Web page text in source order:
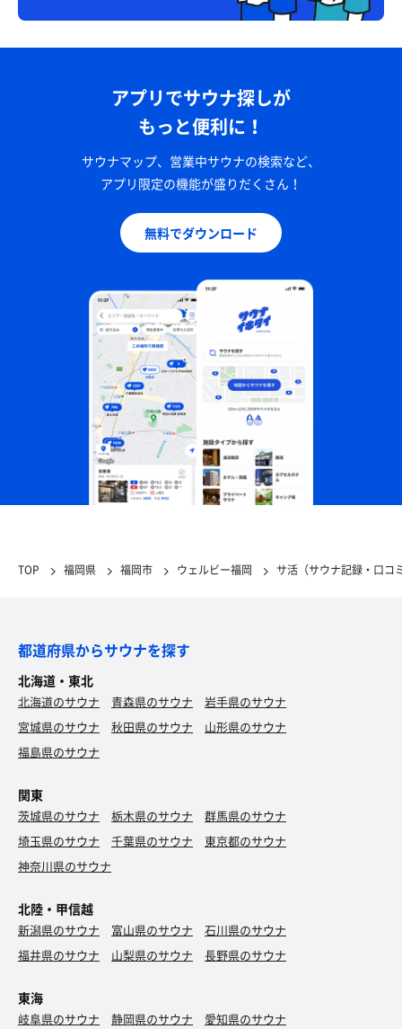
アプリでサウナ探しが
もっと便利に！
サウナマップ、営業中サウナの検索など、
アプリ限定の機能が盛りだくさん！
無料でダウンロード
TOP 福岡県 福岡市 ウェルビー福岡 サ活（サウナ記録・口コ
都道府県からサウナを探す
北海道・東北
北海道のサウナ 青森県のサウナ
岩手県のサウナ
宮城県のサウナ
秋田県のサウナ
山形県のサウナ
福島県のサウナ
関東
茨城県のサウナ 栃木県のサウナ
群馬県のサウナ
埼玉県のサウナ
千葉県のサウナ
東京都のサウナ
神奈川県のサウナ
北陸・甲信越
新潟県のサウナ 富山県のサウナ
石川県のサウナ
福井県のサウナ
山梨県のサウナ 長野県のサウナ
東海
岐阜県のサウナ 静岡県のサウナ
愛知県のサウナ